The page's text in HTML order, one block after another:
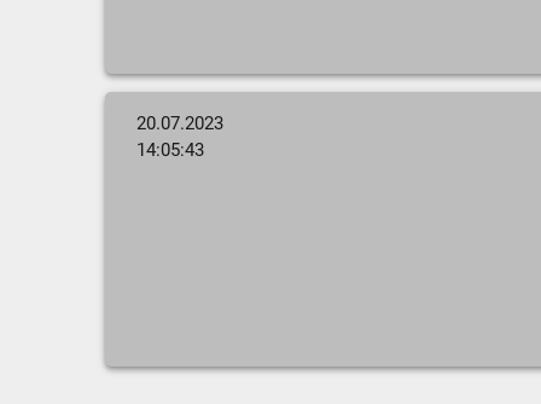
20.07.2023
14:05:43